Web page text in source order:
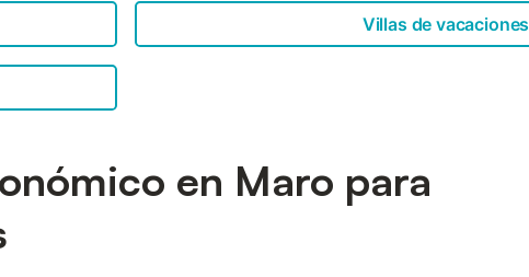
Villas de vacaciones
en Maro para